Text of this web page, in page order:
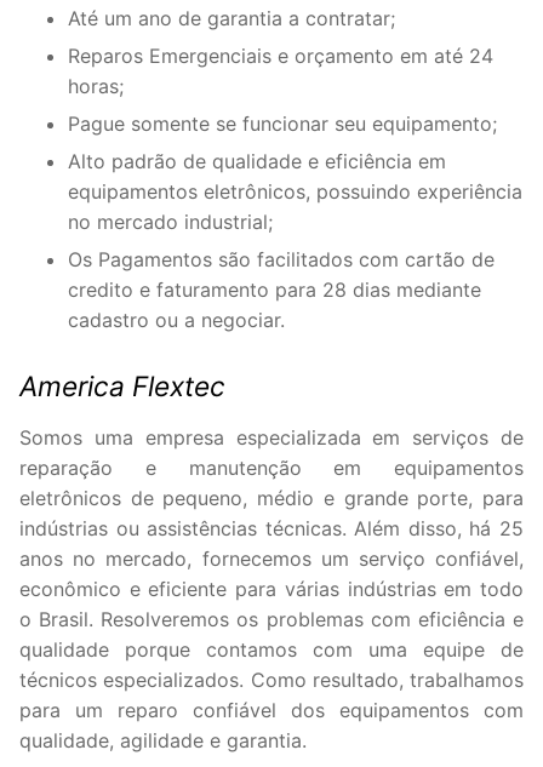
Até um ano de garantia a contratar;
Reparos Emergenciais e orçamento em até 24
horas;
Pague somente se funcionar seu equipamento;
Alto padrão de qualidade e eficiência em
equipamentos eletrônicos, possuindo experiência
no mercado industrial;
Os Pagamentos são facilitados com cartão de
credito e faturamento para 28 dias mediante
cadastro ou a negociar.
America Flextec
Somos uma empresa especializada em serviços de
reparação e manutenção em equipamentos
eletrônicos de pequeno, médio e grande porte, para
indústrias ou assistências técnicas. Além disso, há 25
anos no mercado, fornecemos um serviço confiável,
econômico e eficiente para várias indústrias em todo
o Brasil. Resolveremos os problemas com eficiência e
qualidade porque contamos com uma equipe de
técnicos especializados. Como resultado, trabalhamos
para um reparo confiável dos equipamentos com
qualidade, agilidade e garantia.